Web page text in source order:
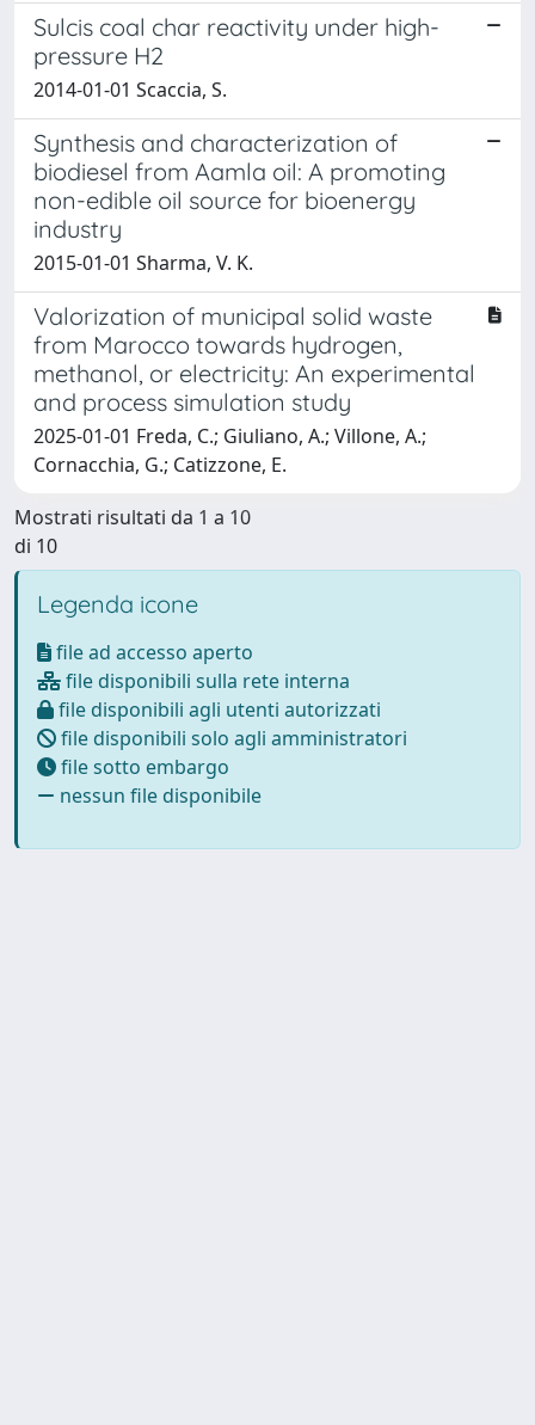
Sulcis coal char reactivity under high-
pressure H2
2014-01-01 Scaccia, S.
Synthesis and characterization of
biodiesel from Aamla oil: A promoting
non-edible oil source for bioenergy
industry
2015-01-01 Sharma, V. K.
Valorization of municipal solid waste
from Marocco towards hydrogen,
methanol, or electricity: An experimental
and process simulation study
2025-01-01 Freda, C.; Giuliano, A.; Villone, A.;
Cornacchia, G.; Catizzone, E.
Mostrati risultati da 1 a 10
di 10
Legenda icone
file ad accesso aperto
file disponibili sulla rete interna
file disponibili agli utenti autorizzati
file disponibili solo agli amministratori
file sotto embargo
nessun file disponibile